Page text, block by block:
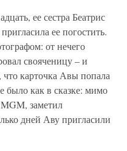
ее сестра Беатрис
ее погостить.
от нечего
свояченицу – и
что карточка Авы попала
было как в сказке: мимо
заметил
дней Аву пригласили